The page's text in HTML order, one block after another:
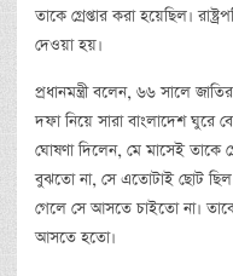
তাকে গ্রেপ্তার করা হয়েছিল।
দেওয়া হয়।
প্রধানমন্ত্রী বলেন, ৬৬ সালে
দফা নিয়ে সারা বাংলাদেশ ঘুরে
ঘোষণা দিলেন, মে মাসেই তাকে
বুঝতো না, সে এতোটাই ছোট ছিল।
গেলে সে আসতে চাইতো না।
আসতে হতো।